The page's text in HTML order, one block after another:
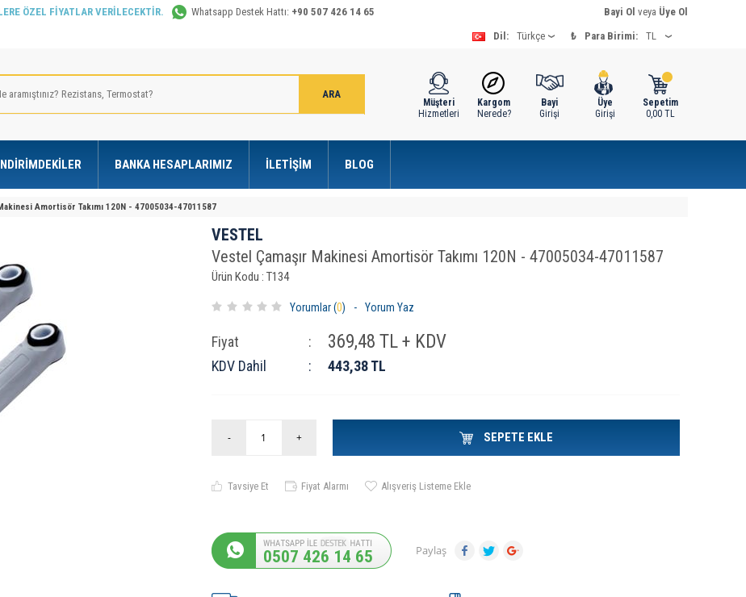
ÖZEL FİYATLAR VERİLECEKTİR. Whatsapp Destek Hattı: +90 507 426 14 65 Bayi Ol veya Üye Ol
Dil:
₺ Para Birimi:
Sepetim
0,00TL
Üye
Girişi
Bayi
Girişi
Kargom
Nerede?
Müşteri
Hizmetleri
BANKA HESAPLARIMIZ İLETIŞIM BLOG
Amortisör Takımı 120N - 47005034-47011587
VESTEL
Vestel Çamaşır Makinesi Amortisör Takımı 120N - 47005034-47011587
Ürün Kodu : T134
Yorumlar (0) - Yorum Yaz
Fiyat : 369,48 TL + KDV
KDV Dahil : 443,38TL
- + SEPETE EKLE
Tavsiye Et Fiyat Alarmı Alışveriş Listeme Ekle
0507 426 14 65 Paylaş